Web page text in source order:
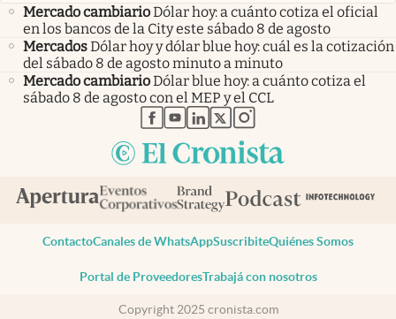
Mercado cambiarioDólar hoy: a cuánto cotiza el oficial
en los bancos de la City este sábado 8 de agosto
MercadosDólar hoy y dólar blue hoy: cuál es la cotización
del sábado 8 de agosto minuto a minuto
Mercado cambiarioDólar blue hoy: a cuánto cotiza el
sábado 8 de agosto con el MEP y el CCL
abre en nueva pestaña
abre en nueva pestaña
abre en nueva pestaña
abre en nueva pestaña
abre en nueva pestaña
ContactoCanales de WhatsAppSuscribiteQuiénes Somos
Portal de ProveedoresTrabajá con nosotros
Copyright 2025 cronista.com